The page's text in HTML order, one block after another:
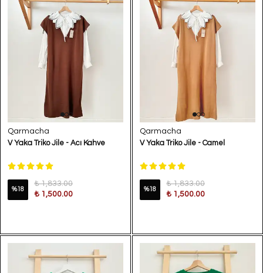
Qarmacha
V Yaka Triko Jile - Acı Kahve
%18
₺ 1,833.00
₺ 1,500.00
Qarmacha
V Yaka Triko Jile - Camel
%18
₺ 1,833.00
₺ 1,500.00